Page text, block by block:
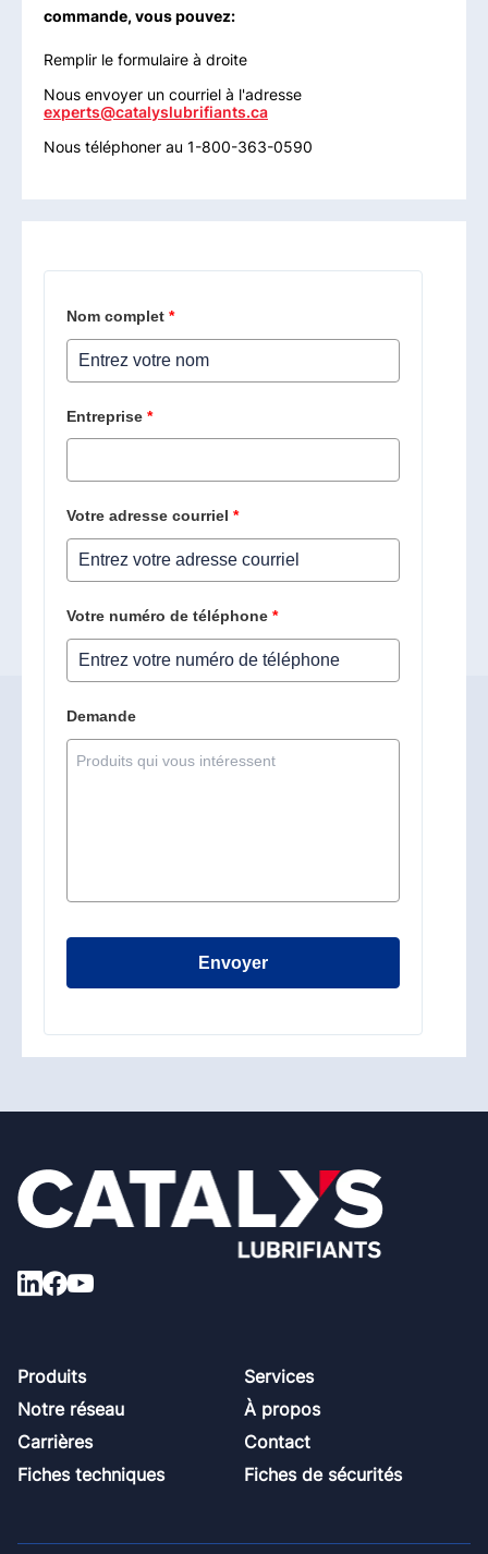
commande, vous pouvez:
Remplir le formulaire à droite
Nous envoyer un courriel à l'adresse
experts@catalyslubrifiants.ca
Nous téléphoner au 1-800-363-0590
Nom complet *
Entreprise *
Votre adresse courriel *
Votre numéro de téléphone *
Demande
Envoyer
Footer
Produits
Services
Notre réseau
À propos
Carrières
Contact
Fiches techniques
Fiches de sécurités